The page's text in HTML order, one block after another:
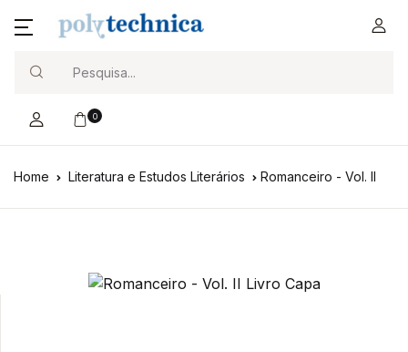
0
Home Literatura e Estudos Literários Romanceiro - Vol. II